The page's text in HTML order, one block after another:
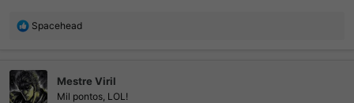
R
ç
õ
e
Spacehead
Mestre Viril
Mil pontos, LOL!